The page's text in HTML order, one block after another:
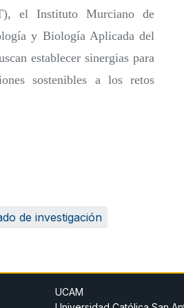
el Instituto Murciano de
y Biología Aplicada del
establecer sinergias para
sostenibles a los retos
de investigación
UCAM